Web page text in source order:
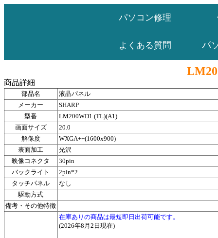
パソコン修理
よくある質問 パ
商品詳細
部品名
液晶パネル
メーカー
SHARP
型番
LM200WD1 (TL)(A1)
画面サイズ
20.0
解像度
WXGA++(1600x900)
表面加工
光沢
映像コネクタ
30pin
バックライト
2pin*2
タッチパネル
なし
駆動方式
備考・その他特徴
在庫ありの商品は最短即日出荷可能です。
(2026年8月2日現在)